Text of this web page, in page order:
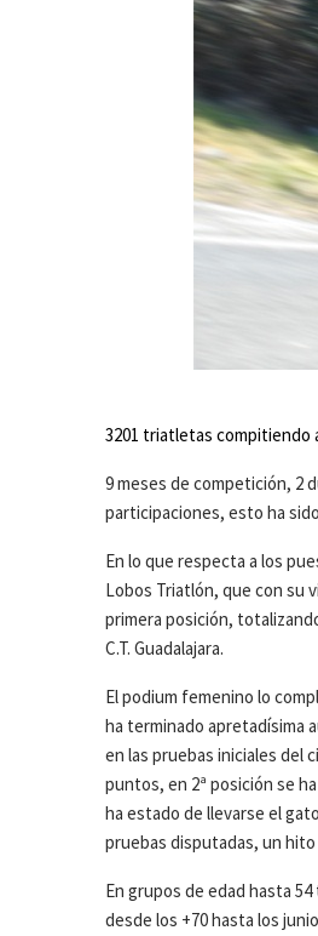
3201 triatletas compitiendo
9 meses de competición, 2
participaciones, esto ha
En lo que respecta a los
Lobos Triatlón, que con su
primera posición,
C.T. Guadalajara.
El podium femenino lo
ha terminado apretadísima
en las pruebas iniciales del
puntos, en 2ª posición se
ha estado de llevarse el
pruebas disputadas, un
En grupos de edad hasta
desde los +70 hasta los